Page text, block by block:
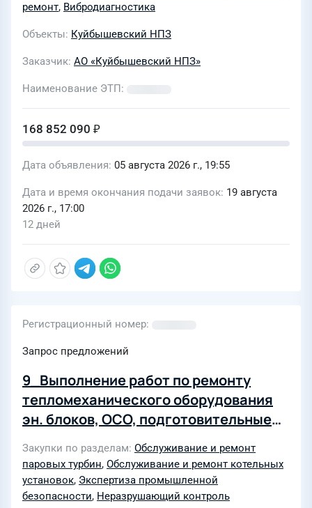
ремонт, Вибродиагностика
Объекты Куйбышевский НПЗ
Заказчик АО «Куйбышевский НПЗ»
Наименование ЭТП
168 852 090 ₽
Дата объявления 05 августа 2026 г., 19:55
Дата и время окончания подачи заявок 19 августа
2026 г., 17:00
12 дней
Регистрационный номер
Запрос предложений
9_Выполнение работ по ремонту
тепломеханического оборудования
эн. блоков, ОСО, подготовительные
работы для проведения ЭПБ и
контроля металла эн. блоков и ОСО
для нужд филиала "Смоленская
ГРЭС"
Закупки по разделам Обслуживание и ремонт
паровых турбин, Обслуживание и ремонт котельных
установок, Экспертиза промышленной
безопасности, Неразрушающий контроль